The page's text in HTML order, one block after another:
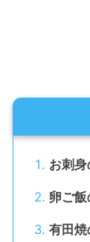
お刺
卵ご
有田焼